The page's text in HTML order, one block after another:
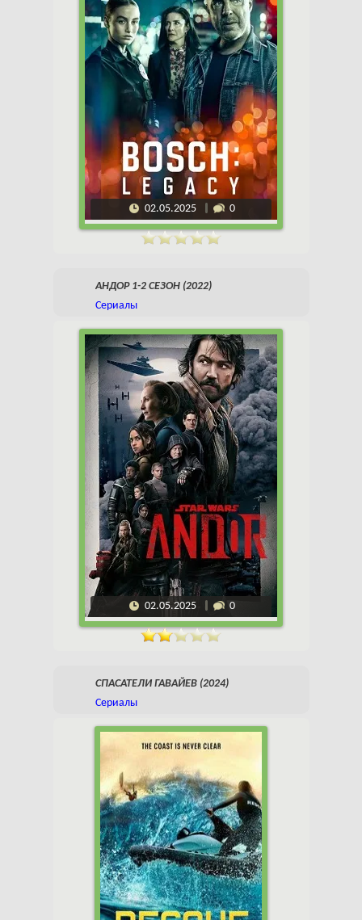
02.05.2025 0
АНДОР 1-2 СЕЗОН (2022)
Сериалы
02.05.2025 0
СПАСАТЕЛИ ГАВАЙЕВ (2024)
Сериалы